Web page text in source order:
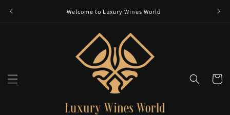
Welcome to Luxury Wines World
Panier